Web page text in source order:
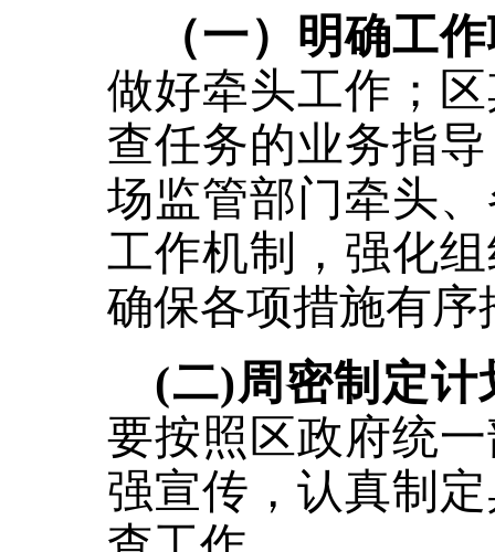
（一）明确工
做好牵头工作；
查任务的业务指
场监管部门牵头
工作机制，强化
确保各项措施有序
(二)周密制定
要按照区政府统
强宣传，认真制